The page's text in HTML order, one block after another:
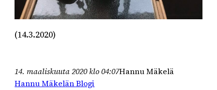
(14.3.2020)
14. maaliskuuta 2020 klo 04:07Hannu Mäkelä
Hannu Mäkelän Blogi